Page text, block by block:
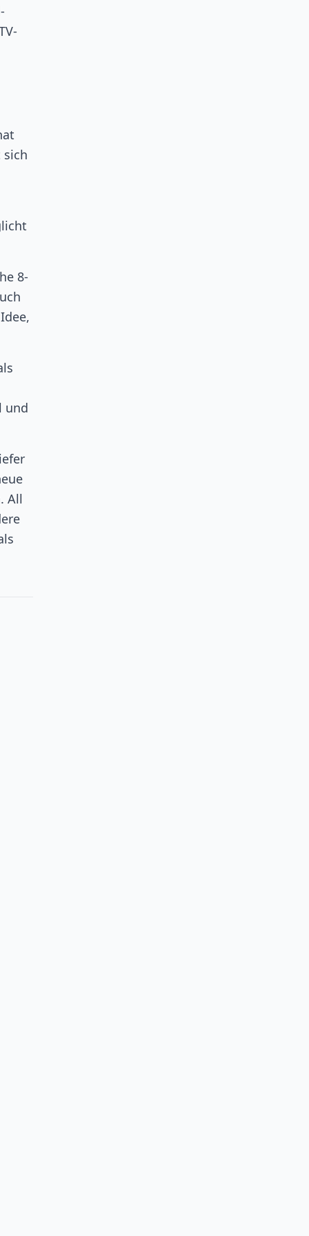
sich
8-
und
All